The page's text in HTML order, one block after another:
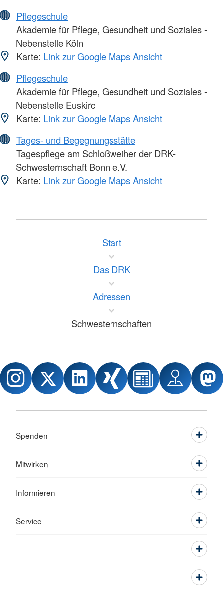
Pflegeschule
Akademie für Pflege, Gesundheit und Soziales -
Nebenstelle Köln
Karte: Link zur Google Maps Ansicht
Pflegeschule
Akademie für Pflege, Gesundheit und Soziales -
Nebenstelle Euskirc
Karte: Link zur Google Maps Ansicht
Tages- und Begegnungsstätte
Tagespflege am Schloßweiher der DRK-
Schwesternschaft Bonn e.V.
Karte: Link zur Google Maps Ansicht
Start
Das DRK
Adressen
Schwesternschaften
Spenden
Mitwirken
Informieren
Service